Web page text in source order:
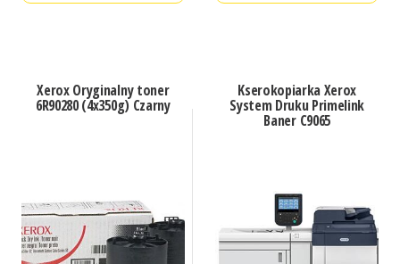
Xerox Oryginalny toner
6R90280 (4x350g) Czarny
Kserokopiarka Xerox
System Druku Primelink
Baner C9065